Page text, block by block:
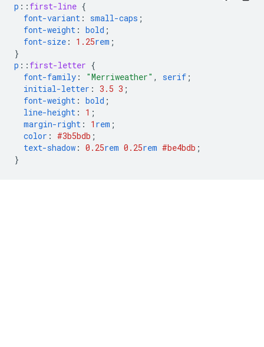
p :: first-line {
font-variant : small-caps ;
font-weight : bold ;
font-size : 1.25rem ;
}
p :: first-letter {
font-family : "Merriweather" , serif ;
initial-letter : 3.5 3 ;
font-weight : bold ;
line-height : 1 ;
margin-right : 1 rem ;
color : #3b5bdb ;
text-shadow : 0.25rem 0.25rem #be4bdb ;
}